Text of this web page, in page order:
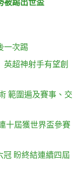
一次踢
超神射手有望創
範圍遍及賽事、交
十屆獲世界盃參賽
冠 盼終結連續四屆